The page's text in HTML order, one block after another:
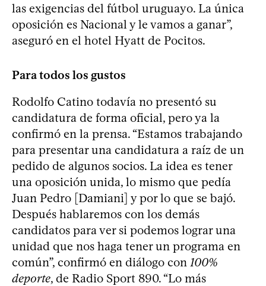
las exigencias del fútbol uruguayo. La única
oposición es Nacional y le vamos a ganar”,
aseguró en el hotel Hyatt de Pocitos.
Para todos los gustos
Rodolfo Catino todavía no presentó su
candidatura de forma oficial, pero ya la
confirmó en la prensa. “Estamos trabajando
para presentar una candidatura a raíz de un
pedido de algunos socios. La idea es tener
una oposición unida, lo mismo que pedía
Juan Pedro [Damiani] y por lo que se bajó.
Después hablaremos con los demás
candidatos para ver si podemos lograr una
unidad que nos haga tener un programa en
común”, confirmó en diálogo con 100%
deporte, de Radio Sport 890. “Lo más